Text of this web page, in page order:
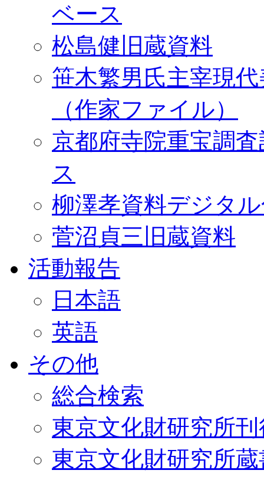
ベース
松島健旧蔵資料
笹木繁男氏主宰現
（作家ファイル）
京都府寺院重宝調
ス
柳澤孝資料デジタ
菅沼貞三旧蔵資料
活動報告
日本語
英語
その他
総合検索
東京文化財研究所
東京文化財研究所